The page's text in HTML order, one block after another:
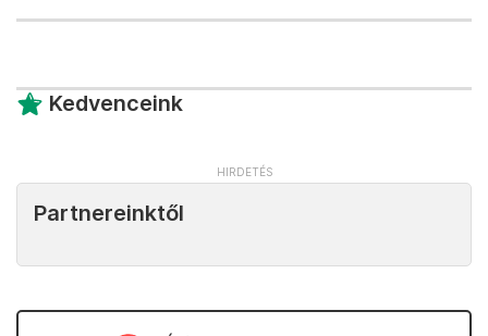
Kedvenceink
Partnereinktől